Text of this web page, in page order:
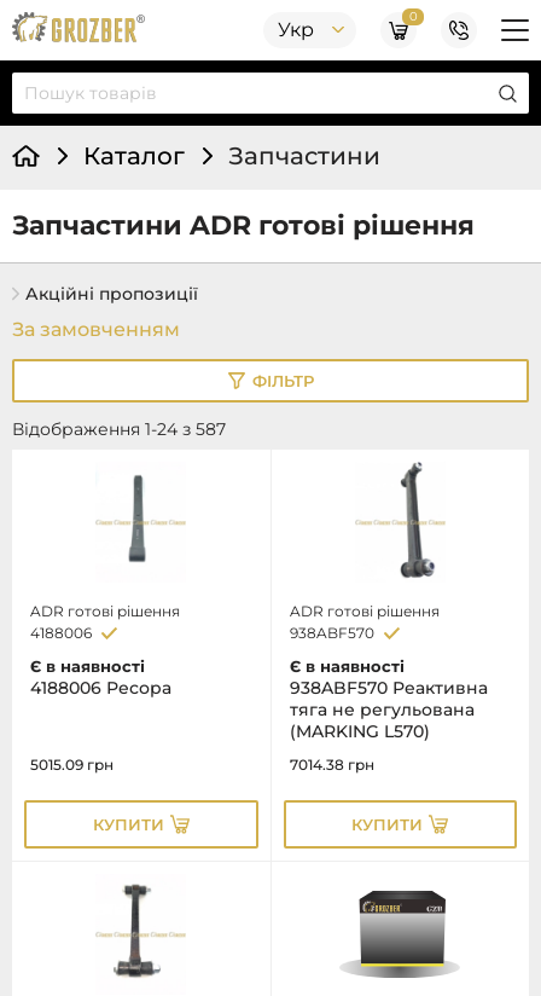
Укр
0
Каталог Запчастини
Запчастини ADR готові рішення
Акційні пропозиції
Відображення 1-24 з 587
ФІЛЬТР
ADR готові рішення
4188006
Є в наявності
4188006 Ресора
5015.09 грн
КУПИТИ
ADR готові рішення
938ABF570
Є в наявності
938ABF570 Реактивна
тяга не регульована
(MARKING L570)
7014.38 грн
КУПИТИ